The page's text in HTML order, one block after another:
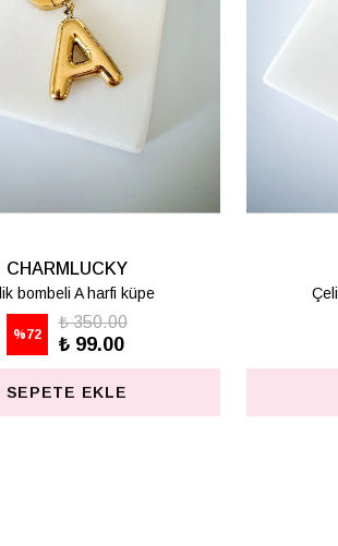
CHARMLUCKY
Çelik bombeli K harfi küpe
%
SEPETE EKLE